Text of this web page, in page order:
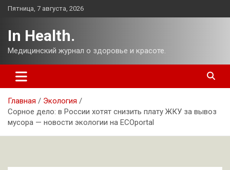
Перейти
Пятница, 7 августа, 2026
In Health.
Медицинский журнал о здоровье и красоте.
Главная
Экология
Сорное дело: в России хотят снизить плату ЖКУ за вывоз
мусора — новости экологии на ECOportal